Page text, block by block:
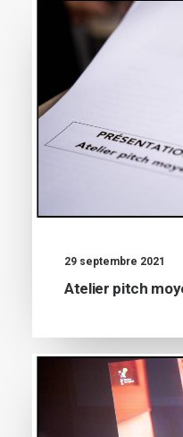
29 septembre 2021
Atelier pitch